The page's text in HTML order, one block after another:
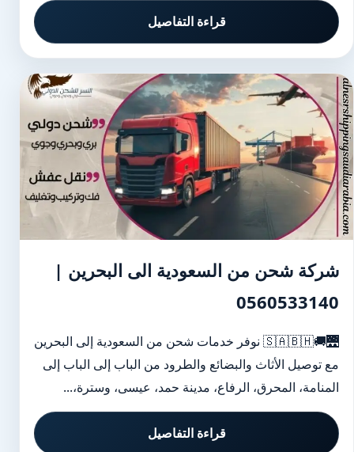
قراءة التفاصيل
شركة شحن من السعودية الى البحرين |
0560533140
🌉🚚🇸🇦🇧🇭 نوفر خدمات شحن من السعودية إلى البحرين
مع توصيل الأثاث والبضائع والطرود من الباب إلى الباب إلى
المنامة، المحرق، الرفاع، مدينة حمد، عيسى، وسترة،...
قراءة التفاصيل